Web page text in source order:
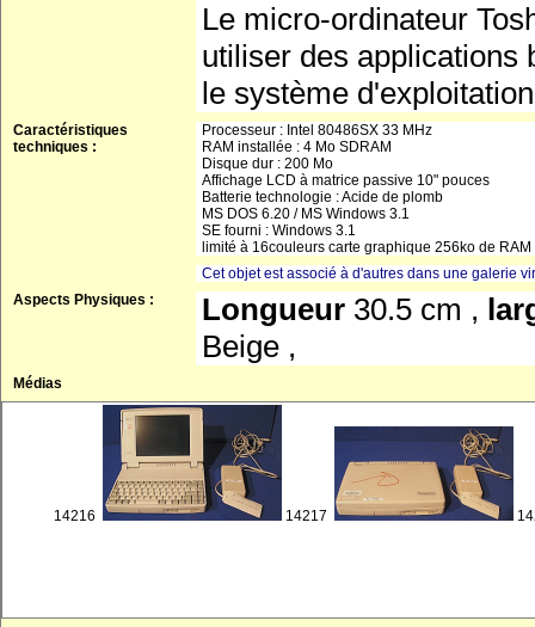
Le micro-ordinateur
utiliser des applications
le système
Caractéristiques
techniques :
Processeur : Intel 80486SX 33 MHz
RAM installée : 4 Mo SDRAM
Disque dur : 200 Mo
Affichage LCD à matrice passive 10" pouces
Batterie technologie : Acide de plomb
MS DOS 6.20 / MS Windows 3.1
SE fourni : Windows 3.1
limité à 16couleurs carte graphique 256ko de RAM
Cet objet est associé à d'autres dans une galerie
Aspects Physiques :
Longueur 30.5 cm ,
Beige ,
Médias
14216 14217